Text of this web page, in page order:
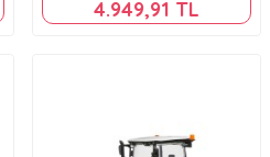
4.949,91 TL